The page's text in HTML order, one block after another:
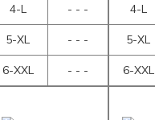
4-L
- - -
5-XL
- - -
6-XXL
- - -
4-L
5-XL
6-XXL